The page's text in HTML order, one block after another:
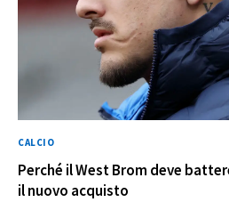
CALCIO
Perché il West Brom deve
il nuovo acquisto